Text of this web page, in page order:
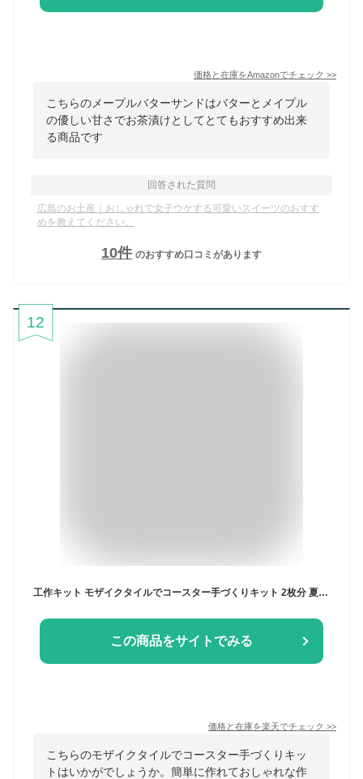
価格と在庫をAmazonでチェック >>
こちらのメープルバターサンドはバターとメイプル
の優しい甘さでお茶漬けとしてとてもおすすめ出来
る商品です
回答された質問
広島のお土産｜おしゃれで女子ウケする可愛いスイーツのおすす
めを教えてください。
10件 のおすすめ口コミがあります
12
この商品をサイトでみる
価格と在庫を楽天でチェック >>
こちらのモザイクタイルでコースター手づくりキッ
トはいかがでしょうか。簡単に作れておしゃれな作